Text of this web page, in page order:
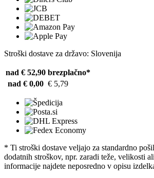
Stroški dostave za državo: Slovenija
nad € 52,90 brezplačno*
nad € 0,00 € 5,79
* Ti stroški dostave veljajo za standardno
dodatnih stroškov, npr. zaradi teže, velikosti
informacije najdete neposredno v opisu